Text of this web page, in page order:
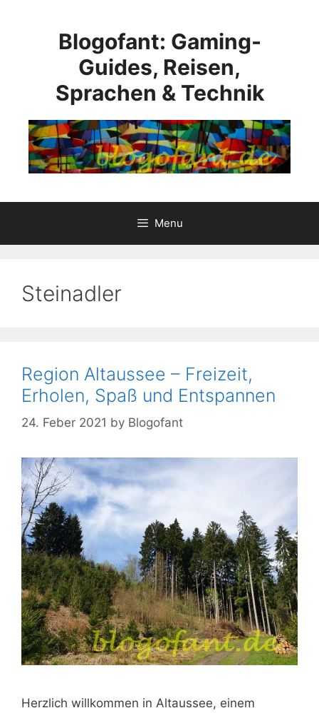
Blogofant: Gaming-
Guides, Reisen,
Sprachen & Technik
Menu
Steinadler
Region Altaussee – Freizeit,
Erholen, Spaß und Entspannen
24. Feber 2021 by Blogofant
Herzlich willkommen in Altaussee, einem